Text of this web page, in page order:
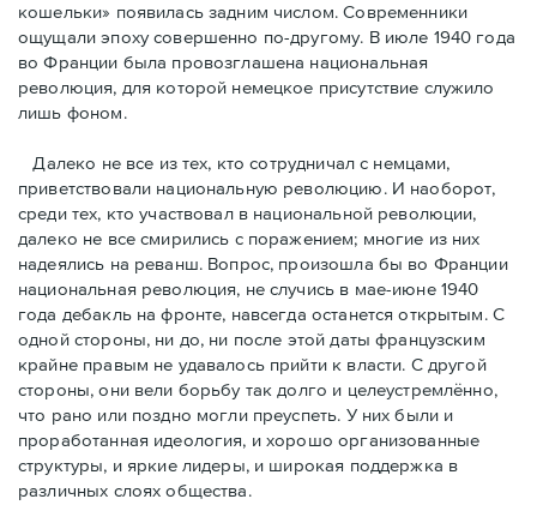
кошельки» появилась задним числом. Современники
ощущали эпоху совершенно по-другому. В июле 1940 года
во Франции была провозглашена национальная
революция, для которой немецкое присутствие служило
лишь фоном.
Далеко не все из тех, кто сотрудничал с немцами,
приветствовали национальную революцию. И наоборот,
среди тех, кто участвовал в национальной революции,
далеко не все смирились с поражением; многие из них
надеялись на реванш. Вопрос, произошла бы во Франции
национальная революция, не случись в мае-июне 1940
года дебакль на фронте, навсегда останется открытым. С
одной стороны, ни до, ни после этой даты французским
крайне правым не удавалось прийти к власти. С другой
стороны, они вели борьбу так долго и целеустремлённо,
что рано или поздно могли преуспеть. У них были и
проработанная идеология, и хорошо организованные
структуры, и яркие лидеры, и широкая поддержка в
различных слоях общества.